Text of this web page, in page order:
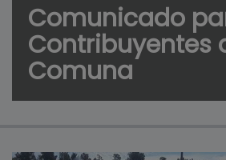
Comunicado
Contribuyentes
Comuna